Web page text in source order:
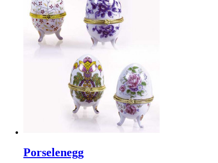
Porselenegg